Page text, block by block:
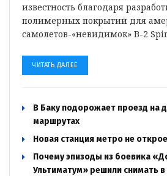
известность благодаря
полимерных покрытий для
самолетов-«невидимок» B-2
ЧИТАТЬ ДАЛЕЕ
В Баку подорожает проезд на
маршрутах
Новая станция метро не
Почему эпизоды из боевика
Ультиматум» решили снимать в